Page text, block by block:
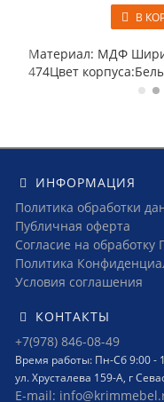
В
Материал: МДФ
474Цвет
ИНФОРМАЦИЯ
Политика обработки
Публичная оферта
Согласие на обработку
Политика
Условия соглашения
КОНТАКТЫ
+7(978) 846-08-49
Время работы: Пн-Сб 9:00 -
ул. Хрусталева 159-А, г
E-mail: